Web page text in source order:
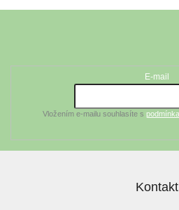
E-mail
Vložením e-mailu souhlasíte s
Kontakt